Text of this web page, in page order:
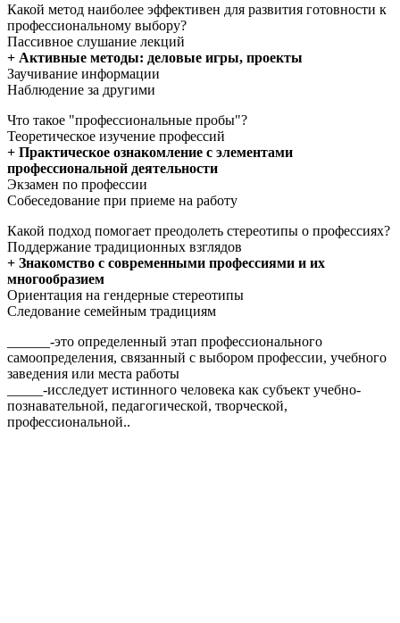
Какой метод наиболее эффективен для развития готовности к
профессиональному выбору?
Пассивное слушание лекций
+ Активные методы: деловые игры, проекты
Заучивание информации
Наблюдение за другими
Что такое "профессиональные пробы"?
Теоретическое изучение профессий
+ Практическое ознакомление с элементами
профессиональной деятельности
Экзамен по профессии
Собеседование при приеме на работу
Какой подход помогает преодолеть стереотипы о профессиях?
Поддержание традиционных взглядов
+ Знакомство с современными профессиями и их
многообразием
Ориентация на гендерные стереотипы
Следование семейным традициям
______-это определенный этап профессионального
самоопределения, связанный с выбором профессии, учебного
заведения или места работы
_____-исследует истинного человека как субъект учебно-
познавательной, педагогической, творческой,
профессиональной..